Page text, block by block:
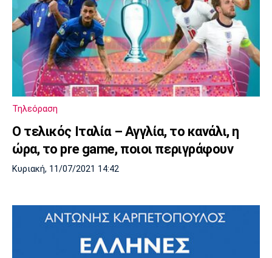
Αστέρας
Πόρτο Μπενφίκα
Τηλεόραση
Ο τελικός Ιταλία – Αγγλία, το κανάλι, η
ώρα, το pre game, ποιοι περιγράφουν
Κυριακή, 11/07/2021 14:42